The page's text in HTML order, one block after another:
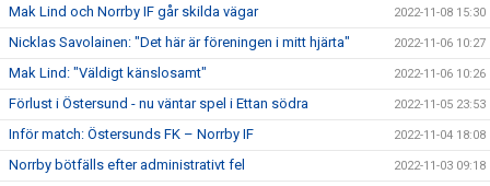
Mak Lind och Norrby IF går skilda vägar 2022-11-08 15:30
Nicklas Savolainen: "Det här är föreningen i mitt hjärta" 2022-11-06 10:27
Mak Lind: "Väldigt känslosamt" 2022-11-06 10:26
Förlust i Östersund - nu väntar spel i Ettan södra 2022-11-05 23:53
Inför match: Östersunds FK – Norrby IF 2022-11-04 18:08
Norrby bötfälls efter administrativt fel 2022-11-03 09:18